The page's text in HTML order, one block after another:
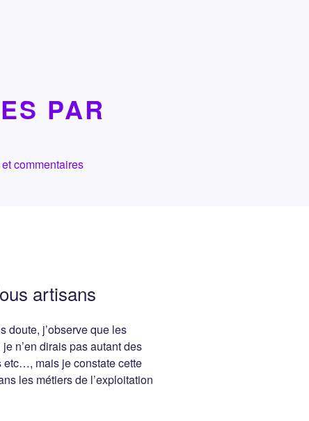
PAR
commentaires
artisans
doute, j’observe que les
n’en dirais pas autant des
etc…, mais je constate cette
les métiers de l’exploitation